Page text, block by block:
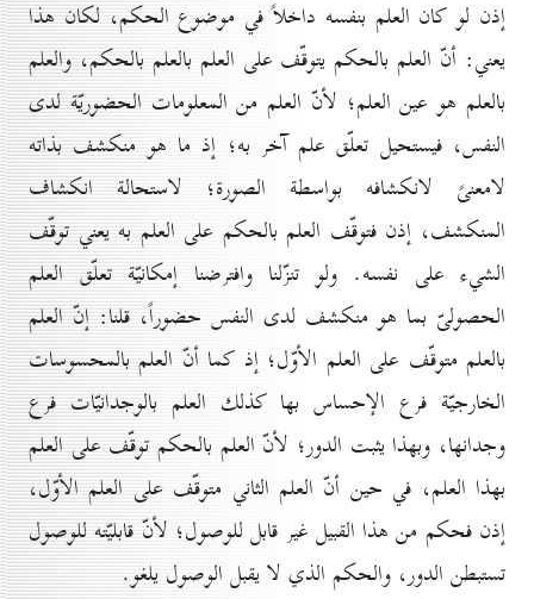
إذن لو كان العلم بنفسه داخلاً في موضوع الحكم، لكان هذا
يعني: أنّ العلم بالحكم يتوقّف على العلم بالعلم بالحكم، والعلم
بالعلم هو عين العلم؛ لأنّ العلم من المعلومات الحضوريّة لدى
النفس، فيستحيل تعلّق علم آخر به؛ إذ ما هو منكشف بذاته
لامعنىً لانكشافه بواسطة الصورة؛ لاستحالة انكشاف
المنكشف، إذن فتوقّف العلم بالحكم على العلم به يعني توقّف
الشيء على نفسه. ولو تنزّلنا وافترضنا إمكانيّة تعلّق العلم
الحصولىّ بما هو منكشف لدى النفس حضوراً، قلنا: إنّ العلم
بالعلم متوقّف على العلم الأوّل؛ إذ كما أنّ العلم بالمحسوسات
الخارجيّة فرع الإحساس بها كذلك العلم بالوجدانيّات فرع
وجدانها، وبهذا يثبت الدور؛ لأنّ العلم بالحكم توقّف على العلم
بهذا العلم، في حين أنّ العلم الثاني متوقّف على العلم الأوّل،
إذن فحكم من هذا القبيل غير قابل للوصول؛ لأنّ قابليّته للوصول
تستبطن الدور، والحكم الذي لا يقبل الوصول يلغو.